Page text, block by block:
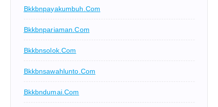
Bkkbnpayakumbuh.com
Bkkbnpariaman.com
Bkkbnsolok.com
Bkkbnsawahlunto.com
Bkkbndumai.com